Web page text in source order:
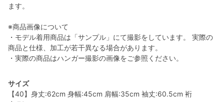
ます。
※商品画像について
・モデル着用商品は「サンプル」にて撮影をしています。 実際の
商品と仕様、加工が若干異なる場合があります。
・実際の商品はハンガー撮影の画像をご参照ください。
サイズ
【40】身丈:62cm 身幅:45cm 肩幅:35cm 袖丈:60.5cm 裄